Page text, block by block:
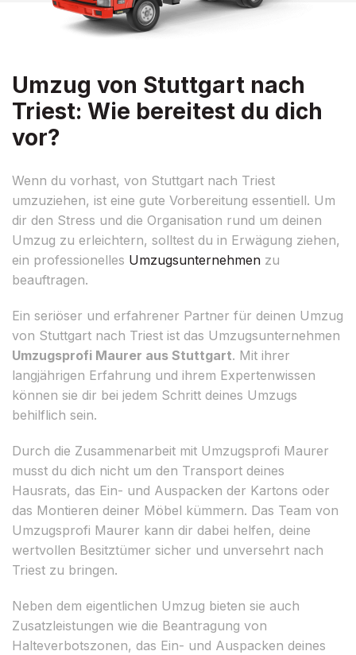
Umzug von Stuttgart nach
Triest: Wie bereitest du dich
vor?
Wenn du vorhast, von Stuttgart nach Triest
umzuziehen, ist eine gute Vorbereitung essentiell. Um
dir den Stress und die Organisation rund um deinen
Umzug zu erleichtern, solltest du in Erwägung ziehen,
ein professionelles Umzugsunternehmen zu
beauftragen.
Ein seriöser und erfahrener Partner für deinen Umzug
von Stuttgart nach Triest ist das Umzugsunternehmen
Umzugsprofi Maurer aus Stuttgart. Mit ihrer
langjährigen Erfahrung und ihrem Expertenwissen
können sie dir bei jedem Schritt deines Umzugs
behilflich sein.
Durch die Zusammenarbeit mit Umzugsprofi Maurer
musst du dich nicht um den Transport deines
Hausrats, das Ein- und Auspacken der Kartons oder
das Montieren deiner Möbel kümmern. Das Team von
Umzugsprofi Maurer kann dir dabei helfen, deine
wertvollen Besitztümer sicher und unversehrt nach
Triest zu bringen.
Neben dem eigentlichen Umzug bieten sie auch
Zusatzleistungen wie die Beantragung von
Halteverbotszonen, das Ein- und Auspacken deines